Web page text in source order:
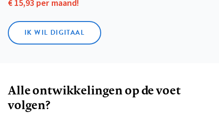
€ 15,93 per maand!
IK WIL DIGITAAL
Alle ontwikkelingen op de voet
volgen?